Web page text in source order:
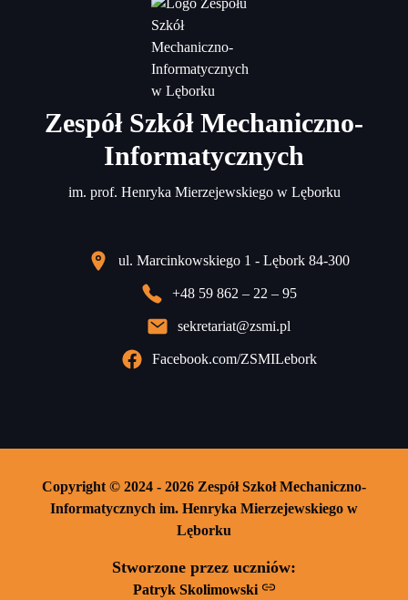
Zespół Szkół Mechaniczno-
Informatycznych
im. prof. Henryka Mierzejewskiego w Lęborku
ul. Marcinkowskiego 1 - Lębork 84-300
+48 59 862 – 22 – 95
sekretariat@zsmi.pl
Facebook.com/ZSMILebork
Copyright © 2024 - 2026 Zespół Szkoł Mechaniczno-
Informatycznych im. Henryka Mierzejewskiego w
Lęborku
Stworzone przez uczniów:
Patryk Skolimowski